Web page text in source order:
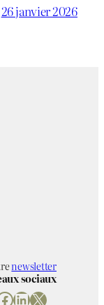
26 janvier 2026
newsletter
sociaux
LinkedIn X